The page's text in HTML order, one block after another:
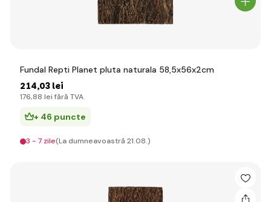
Fundal Repti Planet pluta naturala 58,5x56x2cm
214,03 lei
176,88 lei fără TVA
+ 46 puncte
3 - 7 zile(La dumneavoastră 21.08.)